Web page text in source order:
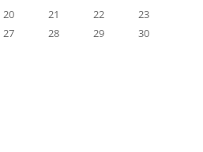
20 21 22
23
27 28 29
30